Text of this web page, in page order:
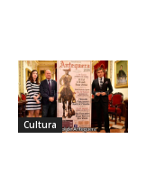
Cultura